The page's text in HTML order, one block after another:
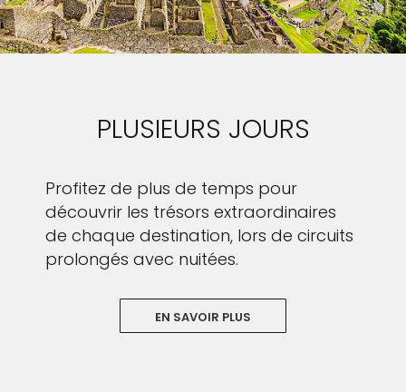
PLUSIEURS JOURS
Profitez de plus de temps pour
découvrir les trésors extraordinaires
de chaque destination, lors de circuits
prolongés avec nuitées.
EN SAVOIR PLUS